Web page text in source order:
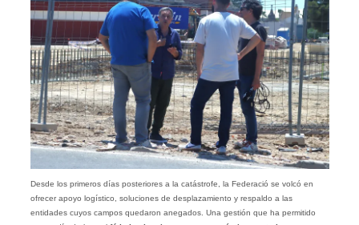
Desde los primeros días posteriores a la catástrofe, la Federació se volcó en
ofrecer apoyo logístico, soluciones de desplazamiento y respaldo a las
entidades cuyos campos quedaron anegados. Una gestión que ha permitido